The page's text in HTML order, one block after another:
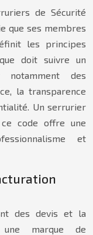
de Sécurité
que ses membres
les principes
doit suivre un
des
la transparence
Un serrurier
code offre une
et
des devis et la
marque de